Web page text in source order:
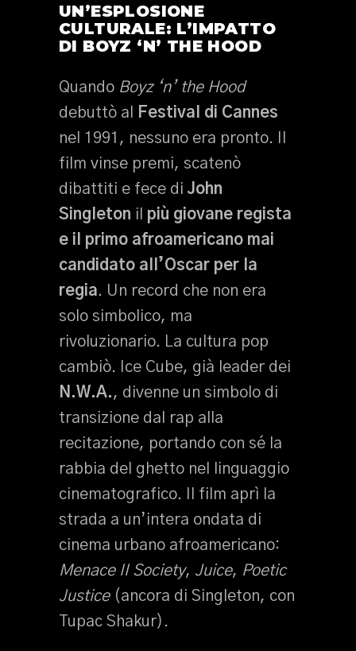
UN’ESPLOSIONE
CULTURALE: L’IMPATTO
DI BOYZ ‘N’ THE HOOD
Quando Boyz ‘n’ the Hood
debuttò al
Festival di Cannes
nel 1991, nessuno era pronto. Il
film vinse premi, scatenò
dibattiti e fece di John
Singleton il più giovane regista
e il primo afroamericano mai
candidato all’Oscar per la
regia. Un record che non era
solo simbolico, ma
rivoluzionario. La cultura pop
cambiò. Ice Cube, già leader dei
N.W.A. , divenne un simbolo di
transizione dal rap alla
recitazione, portando con sé la
rabbia del ghetto nel linguaggio
cinematografico. Il film aprì la
strada a un’intera ondata di
cinema urbano afroamericano:
Menace II Society, Juice, Poetic
Justice(ancora di Singleton, con
Tupac Shakur).